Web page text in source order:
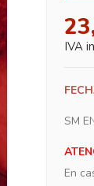
IVA
SM
En